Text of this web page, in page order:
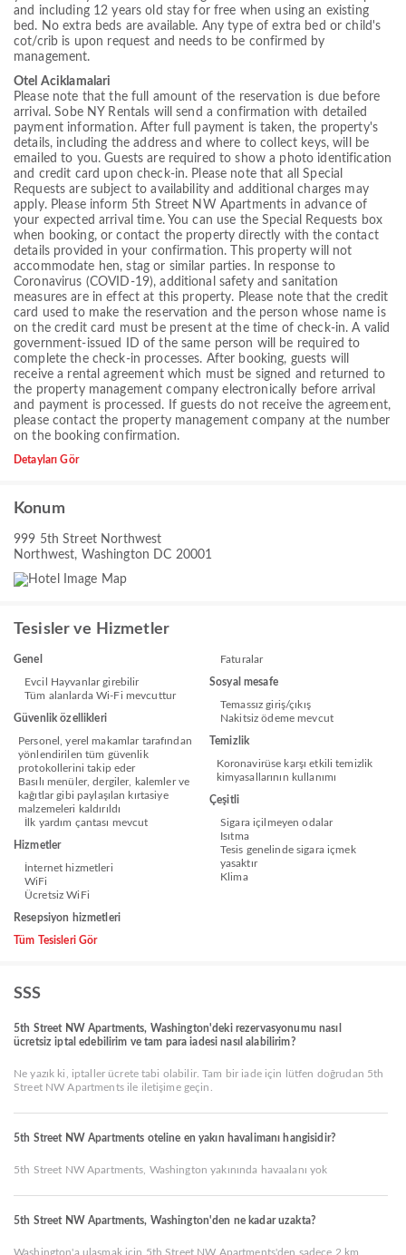
and including 12 years old stay for free when using an existing
bed. No extra beds are available. Any type of extra bed or child's
cot/crib is upon request and needs to be confirmed by
management.
Otel Aciklamalari
Please note that the full amount of the reservation is due before
arrival. Sobe NY Rentals will send a confirmation with detailed
payment information. After full payment is taken, the property's
details, including the address and where to collect keys, will be
emailed to you. Guests are required to show a photo identification
and credit card upon check-in. Please note that all Special
Requests are subject to availability and additional charges may
apply. Please inform 5th Street NW Apartments in advance of
your expected arrival time. You can use the Special Requests box
when booking, or contact the property directly with the contact
details provided in your confirmation. This property will not
accommodate hen, stag or similar parties. In response to
Coronavirus (COVID-19), additional safety and sanitation
measures are in effect at this property. Please note that the credit
card used to make the reservation and the person whose name is
on the credit card must be present at the time of check-in. A valid
government-issued ID of the same person will be required to
complete the check-in processes. After booking, guests will
receive a rental agreement which must be signed and returned to
the property management company electronically before arrival
and payment is processed. If guests do not receive the agreement,
please contact the property management company at the number
on the booking confirmation.
Detayları Gör
Konum
999 5th Street Northwest
Northwest, Washington DC 20001
Tesisler ve Hizmetler
Genel
Evcil Hayvanlar girebilir
Tüm alanlarda Wi-Fi mevcuttur
Güvenlik özellikleri
Personel, yerel makamlar tarafından
yönlendirilen tüm güvenlik
protokollerini takip eder
Basılı menüler, dergiler, kalemler ve
kağıtlar gibi paylaşılan kırtasiye
malzemeleri kaldırıldı
İlk yardım çantası mevcut
Hizmetler
İnternet hizmetleri
WiFi
Ücretsiz WiFi
Resepsiyon hizmetleri
Faturalar
Sosyal mesafe
Temassız giriş/çıkış
Nakitsiz ödeme mevcut
Temizlik
Koronavirüse karşı etkili temizlik
kimyasallarının kullanımı
Çeşitli
Sigara içilmeyen odalar
Isıtma
Tesis genelinde sigara içmek
yasaktır
Klima
Tüm Tesisleri Gör
SSS
5th Street NW Apartments, Washington'deki rezervasyonumu nasıl
ücretsiz iptal edebilirim ve tam para iadesi nasıl alabilirim?
Ne yazık ki, iptaller ücrete tabi olabilir. Tam bir iade için lütfen doğrudan 5th
Street NW Apartments ile iletişime geçin.
5th Street NW Apartments oteline en yakın havalimanı hangisidir?
5th Street NW Apartments, Washington yakınında havaalanı yok
5th Street NW Apartments, Washington'den ne kadar uzakta?
Washington'a ulaşmak için 5th Street NW Apartments'den sadece 2 km